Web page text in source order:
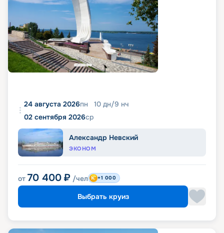
24 августа 2026пн 10 дн/9 нч
02 сентября 2026ср
Александр Невский
ЭКОНОМ
от 70 400 ₽ /чел +1 000
Выбрать круиз